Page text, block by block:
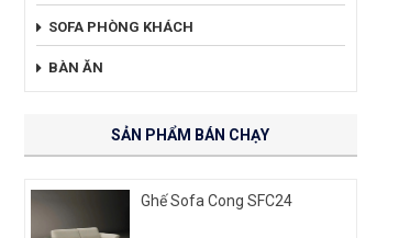
SOFA PHÒNG KHÁCH
BÀN ĂN
SẢN PHẨM BÁN CHẠY
Ghế Sofa Cong SFC24